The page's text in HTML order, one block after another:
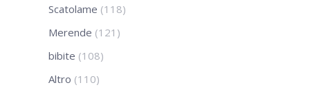
Scatolame (118)
Merende (121)
bibite (108)
Altro (110)